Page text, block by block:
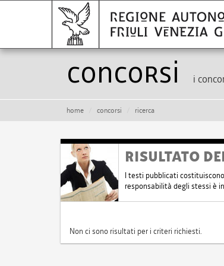
Concorsi i
home concorsi ricerca
RISULTATO
I testi pubblicati
responsabilità degli stessi è
Non ci sono risultati per i criteri richiesti.